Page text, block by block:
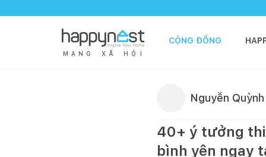
M Ạ N G X Ã H Ộ I
CỘNG ĐỒNG
Nguyễn
40+ ý tưởng
bình yên ngay